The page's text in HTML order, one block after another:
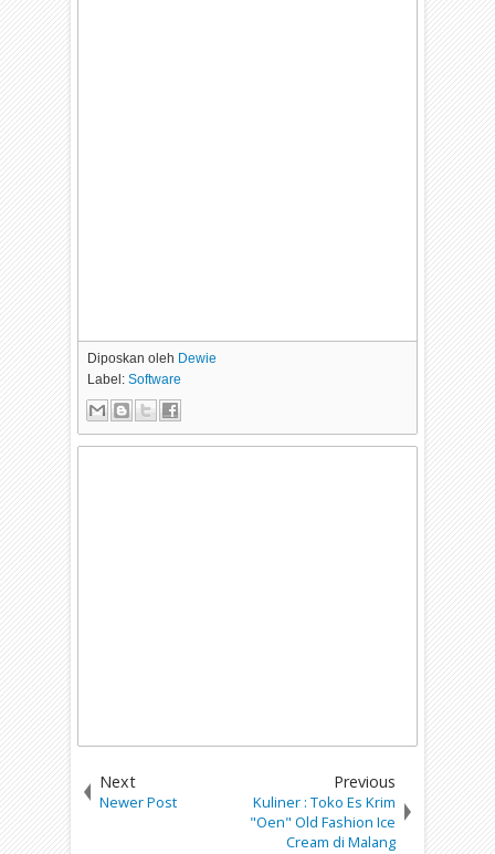
Diposkan oleh Dewie
Label:Software
Next
Newer Post
Previous
Kuliner : Toko Es Krim
"Oen" Old Fashion Ice
Cream di Malang